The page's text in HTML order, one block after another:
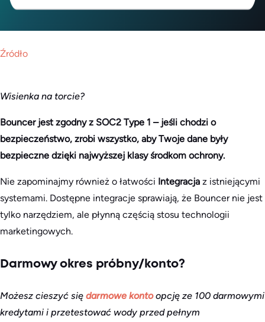
Źródło
Wisienka na torcie?
Bouncer jest zgodny z SOC2 Type 1 – jeśli chodzi o
bezpieczeństwo, zrobi wszystko, aby Twoje dane były
bezpieczne dzięki najwyższej klasy środkom ochrony.
Nie zapominajmy również o łatwości Integracja z istniejącymi
systemami. Dostępne integracje sprawiają, że Bouncer nie jest
tylko narzędziem, ale płynną częścią stosu technologii
marketingowych.
Darmowy okres próbny/konto?
Możesz cieszyć się darmowe konto opcję ze 100 darmowymi
kredytami i przetestować wody przed pełnym